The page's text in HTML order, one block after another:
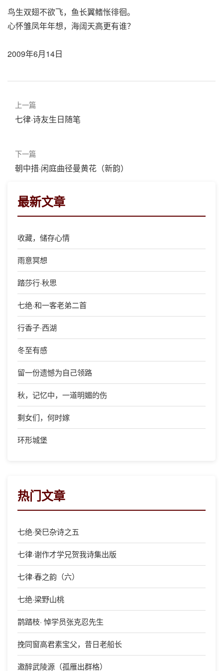
鸟生双翅不欲飞，鱼长翼鳍怅徘徊。
心怀雏凤年年想，海阔天高更有谁？
2009年6月14日
上一篇
七律·诗友生日随笔
下一篇
朝中措·闲庭曲径曼黄花（新韵）
最新文章
收藏，储存心情
雨意冥想
踏莎行·秋思
七绝·和一客老弟二首
行香子·西湖
冬至有感
留一份遗憾为自己领路
秋，记忆中，一道明媚的伤
剩女们，何时嫁
环形城堡
热门文章
七绝·癸巳杂诗之五
七律·谢作才学兄贺我诗集出版
七律·春之韵（六）
七绝·梁野山桃
鹊踏枝· 悼学员张克忍先生
挽同窗高君素宝父，昔日老船长
邀醉武陵源（孤雁出群格）